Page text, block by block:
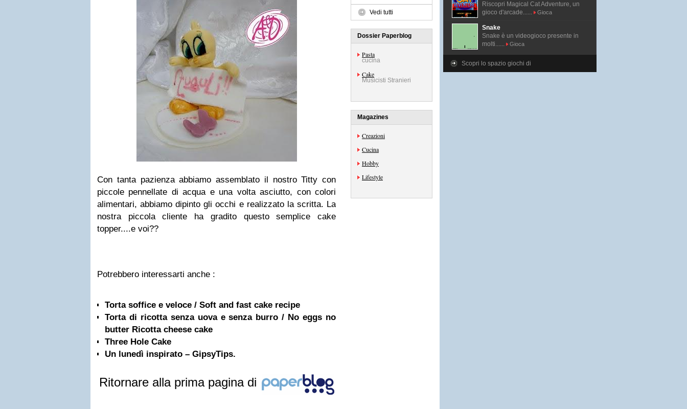
Con tanta pazienza abbiamo assemblato il nostroTitty con
piccole pennellate di acqua e una volta asciutto, con colori
alimentari, abbiamo dipinto gli occhi e realizzato la scritta. La
nostra piccola cliente ha gradito questo semplice cake
topper....e voi??
Potrebbero interessarti anche :
Torta soffice e veloce / Soft and fast cake recipe
Torta di ricotta senza uova e senza burro / No eggs no
butter Ricotta cheese cake
Three Hole Cake
Un lunedì inspirato – GipsyTips.
Ritornare alla prima pagina di
Vedi tutti
Dossier Paperblog
Pasta
cucina
Cake
Musicisti Stranieri
Magazines
Creazioni
Cucina
Hobby
Lifestyle
Riscopri Magical Cat Adventure, un
gioco d'arcade......
Gioca
Snake
Snake è un videogioco presente in
molti......
Gioca
Scopri lo spazio giochi di